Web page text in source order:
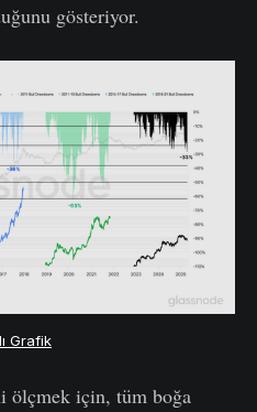
gösteriyor.
Grafik
ölçmek için, tüm boğa